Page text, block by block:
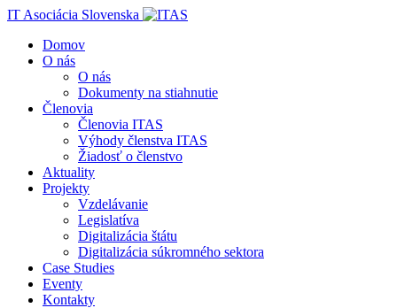
IT Asociácia Slovenska
Domov
O nás
O nás
Dokumenty na stiahnutie
Členovia
Členovia ITAS
Výhody členstva ITAS
Žiadosť o členstvo
Aktuality
Projekty
Vzdelávanie
Legislatíva
Digitalizácia štátu
Digitalizácia súkromného sektora
Case Studies
Eventy
Kontakty